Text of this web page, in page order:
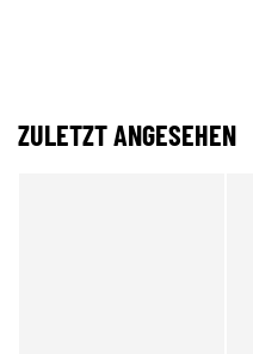
ZULETZT ANGESEHEN